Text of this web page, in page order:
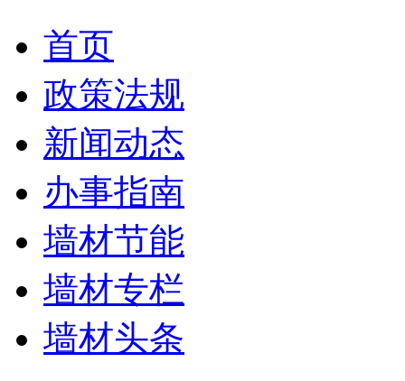
首页
政策法规
新闻动态
办事指南
墙材节能
墙材专栏
墙材头条